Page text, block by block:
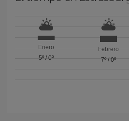
Enero
5º/ 0º
Febrero
7º/ 0º